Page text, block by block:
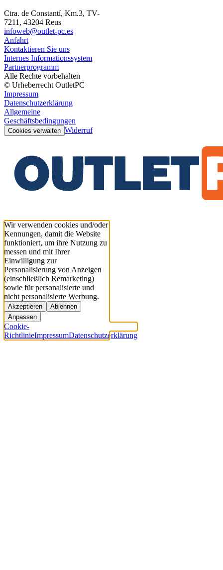
Ctra. de Constantí, Km.3, TV-
7211, 43204 Reus
infoweb@outlet-pc.es
Anfahrt
Kontaktieren Sie uns
Internes Informationssystem
Partnerprogramm
Alle Rechte vorbehalten
© Urheberrecht OutletPC
Impressum
Datenschutzerklärung
Allgemeine
Geschäftsbedingungen
Cookies verwalten Widerruf
Wir verwenden cookies und/oder
Kennungen, damit die Website
funktioniert, um ihre Nutzung zu
messen und mit Ihrer
Einwilligung zur
Personalisierung von Anzeigen
(einschließlich Remarketing)
sowie für personalisierte und
nicht personalisierte Werbung.
Akzeptieren
Ablehnen
Anpassen
Cookie-
RichtlinieImpressumDatenschutzerklärung